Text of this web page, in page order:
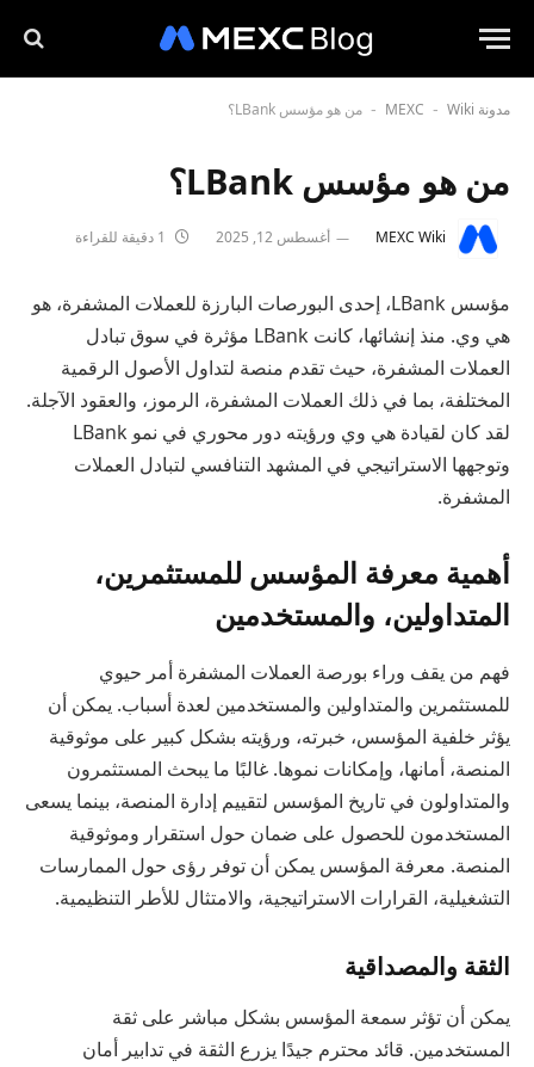
مدونة MEXC - Wiki
- من هو مؤسس LBank؟
من هو مؤسس LBank؟
MEXC Wiki أغسطس 12, 2025
مؤسس LBank، إحدى البورصات البارزة للعملات المشفرة، هو
هي وي. منذ إنشائها، كانت LBank مؤثرة في سوق تبادل
العملات المشفرة، حيث تقدم منصة لتداول الأصول الرقمية
المختلفة، بما في ذلك العملات المشفرة، الرموز، والعقود الآجلة.
لقد كان لقيادة هي وي ورؤيته دور محوري في نمو LBank
وتوجهها الاستراتيجي في المشهد التنافسي لتبادل العملات
المشفرة.
أهمية معرفة المؤسس للمستثمرين،
المتداولين، والمستخدمين
فهم من يقف وراء بورصة العملات المشفرة أمر حيوي
للمستثمرين والمتداولين والمستخدمين لعدة أسباب. يمكن أن
يؤثر خلفية المؤسس، خبرته، ورؤيته بشكل كبير على موثوقية
المنصة، أمانها، وإمكانات نموها. غالبًا ما يبحث المستثمرون
والمتداولون في تاريخ المؤسس لتقييم إدارة المنصة، بينما يسعى
المستخدمون للحصول على ضمان حول استقرار وموثوقية
المنصة. معرفة المؤسس يمكن أن توفر رؤى حول الممارسات
التشغيلية، القرارات الاستراتيجية، والامتثال للأطر التنظيمية.
الثقة والمصداقية
يمكن أن تؤثر سمعة المؤسس بشكل مباشر على ثقة
المستخدمين. قائد محترم جيدًا يزرع الثقة في تدابير أمان